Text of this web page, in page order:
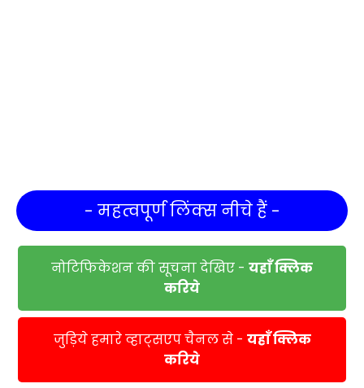
- महत्वपूर्ण लिंक्स नीचे हैं -
नोटिफिकेशन की सूचना देखिए - यहाँ क्लिक
करिये
जुड़िये हमारे व्हाट्सएप चैनल से - यहाँ क्लिक
करिये